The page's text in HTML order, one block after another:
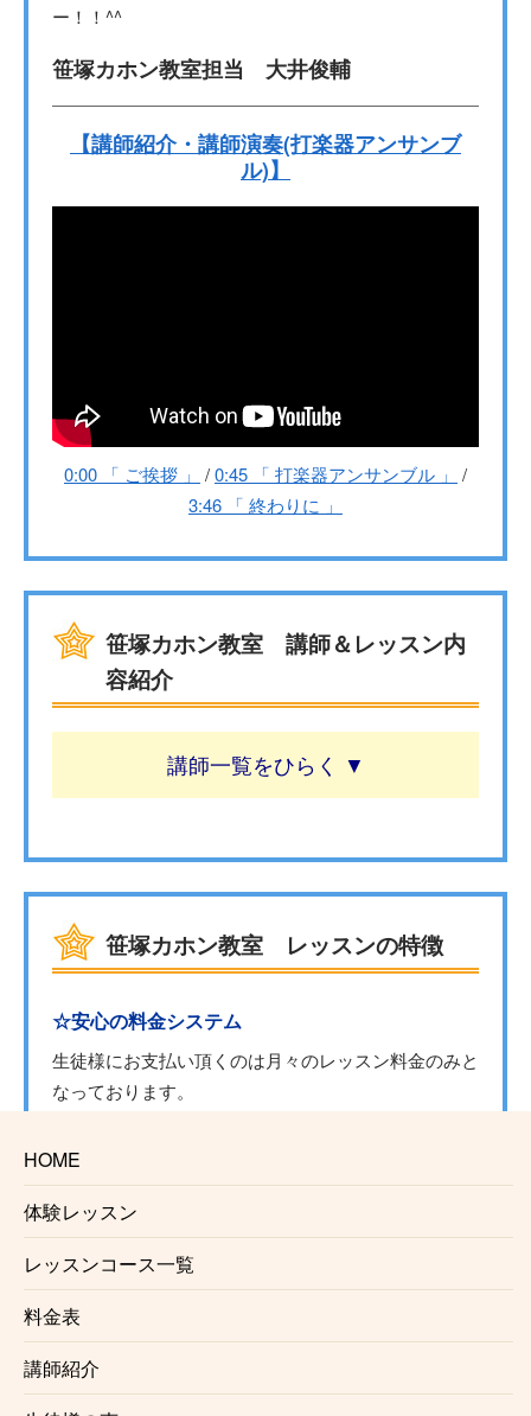
HOME
体験レッスン
レッスンコース一覧
料金表
講師紹介
ー！！^^
笹塚カホン教室担当 大井俊輔
【講師紹介・講師演奏(打楽器アンサンブ
ル)】
0:00 「 ご挨拶 」 /0:45 「 打楽器アンサンブル 」
/
3:46 「 終わりに 」
笹塚カホン教室 講師＆レッスン内
容紹介
講師一覧
笹塚カホン教室 レッスンの特徴
☆安心の料金システム
生徒様にお支払い頂くのは月々のレッスン料金のみと
なっております。
ん。（※楽器レンタルをご利用の場合は料金が発生す
る場合がございます。）
☆信頼のおける講師
笹塚カホン教室で講師を務めるのは、演奏家としても
講師としても確かな実力、経験を持ったプロミュージ
シャンです。正しい奏法をわかりやすくレッスンいた
します。